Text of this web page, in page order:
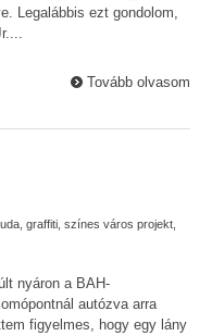
Legalábbis ezt gondolom,
Tovább olvasom
graffiti színes város projekt
nyáron a BAH-
autózva arra
figyelmes, hogy egy lány